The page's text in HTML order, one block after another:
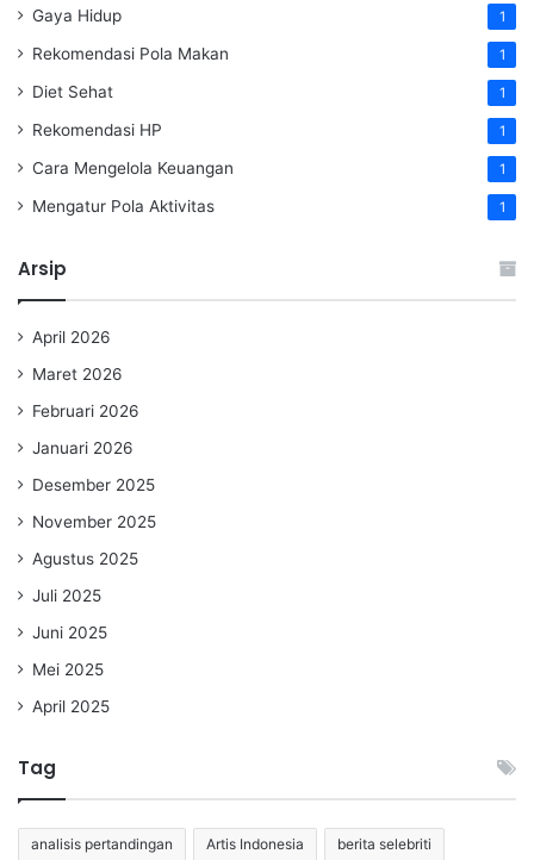
Gaya Hidup 1
Rekomendasi Pola Makan 1
Diet Sehat 1
Rekomendasi HP 1
Cara Mengelola Keuangan 1
Mengatur Pola Aktivitas 1
Arsip
April 2026
Maret 2026
Februari 2026
Januari 2026
Desember 2025
November 2025
Agustus 2025
Juli 2025
Juni 2025
Mei 2025
April 2025
Tag
analisis pertandingan Artis Indonesia berita selebriti